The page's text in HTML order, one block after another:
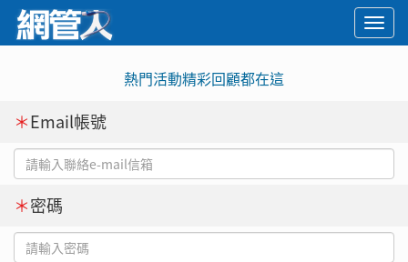
熱門活動精彩回顧都在這
＊Email帳號
＊密碼